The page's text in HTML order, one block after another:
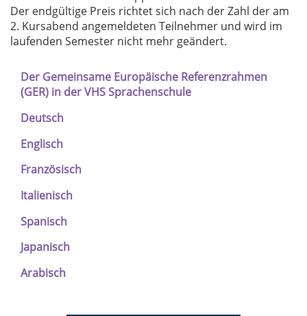
Der endgültige Preis richtet sich nach der Zahl der am
2. Kursabend angemeldeten Teilnehmer und wird im
laufenden Semester nicht mehr geändert.
Der Gemeinsame Europäische Referenzrahmen
(GER) in der VHS Sprachenschule
Deutsch
Englisch
Französisch
Italienisch
Spanisch
Japanisch
Arabisch